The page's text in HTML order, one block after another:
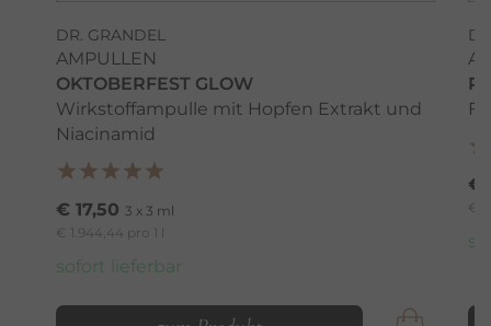
DR. GRANDEL
AMPULLEN
OKTOBERFEST GLOW
Wirkstoffampulle mit Hopfen Extrakt und
Niacinamid
€ 17,50 3 x 3 ml
€ 1.944,44 pro 1 l
sofort lieferbar
€
€